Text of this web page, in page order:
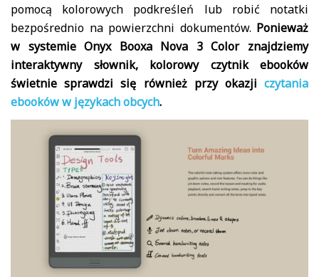
pomocą kolorowych podkreśleń lub robić notatki
bezpośrednio na powierzchni dokumentów. Ponieważ
w systemie Onyx Booxa Nova 3 Color znajdziemy
interaktywny słownik, kolorowy czytnik ebooków
świetnie sprawdzi się również przy okazji czytania
ebooków w językach obcych.